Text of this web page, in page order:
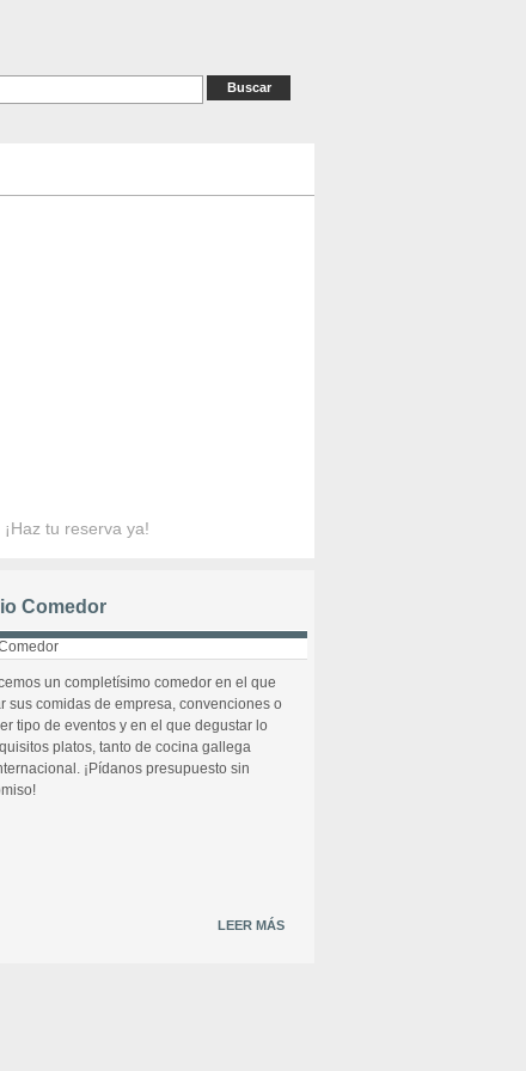
tu reserva ya!
Comedor
un completísimo comedor en el que
sus comidas de empresa, convenciones o
tipo de eventos y en el que degustar lo
platos, tanto de cocina gallega
¡Pídanos presupuesto sin
LEER MÁS